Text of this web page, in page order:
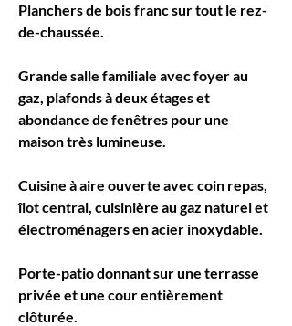
Planchers de bois franc sur tout le rez-
de-chaussée.
Grande salle familiale avec foyer au
gaz, plafonds à deux étages et
abondance de fenêtres pour une
maison très lumineuse.
Cuisine à aire ouverte avec coin repas,
îlot central, cuisinière au gaz naturel et
électroménagers en acier inoxydable.
Porte-patio donnant sur une terrasse
privée et une cour entièrement
clôturée.